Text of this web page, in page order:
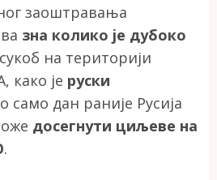
заоштравања
зна колико је дубоко
на територији
како је руски
само дан раније Русија
досегнути циљеве на
.